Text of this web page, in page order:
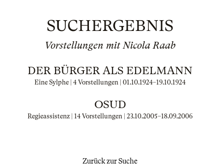
SUCHERGEBNIS
Vorstellungen mit Nicola Raab
DER BÜRGER ALS EDELMANN
Eine Sylphe | 4 Vorstellungen | 01.10.1924–19.10.1924
OSUD
Regieassistenz | 14 Vorstellungen | 23.10.2005–18.09.2006
Zurück zur Suche